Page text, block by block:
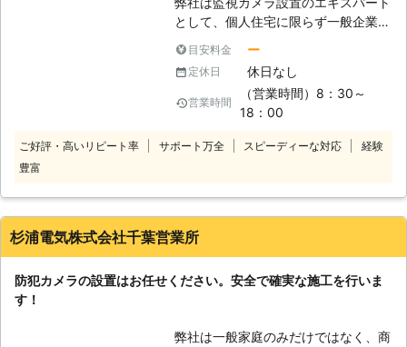
として、個人住宅に限らず一般企業に
り豊富な設置実績があるので、地域に
応じた最適な監視カメラの設置が行え
ます。事務所や店舗の防犯対策に高い
実績があり、お客さまのご要望に応じ
て最善を尽くしています。通常の監視
カメラをはじめ、音声や光との連動タ
カメラも開発されているわけです。弊
することが可能です。
目安料金 ー
定休日 休日なし
営業時間
（営業時間）8：30～
18：00
ご好評・高いリピート率 サポート万全 スピーディーな対応
経験
豊富
杉浦電気株式会社千葉営業所
防犯カメラの設置はお任せください。安全で確実な施工を行いま
す！
弊社は一般家庭のみだけではなく、商